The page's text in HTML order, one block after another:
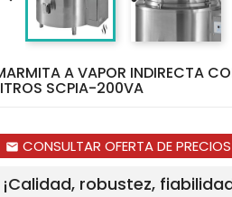
A VAPOR INDIRECTA
SCPIA-200VA
email CONSULTAR OFERTA DE PRECIOS
¡Calidad, robustez,